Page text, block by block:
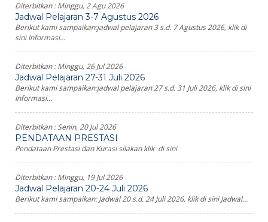
Diterbitkan :Minggu, 2 Agu 2026
Jadwal Pelajaran 3-7 Agustus 2026
Berikut kami sampaikan:jadwal pelajaran 3 s.d. 7 Agustus 2026, klik di
sini Informasi...
Diterbitkan :Minggu, 26 Jul 2026
Jadwal Pelajaran 27-31 Juli 2026
Berikut kami sampaikan:jadwal pelajaran 27 s.d. 31 Juli 2026, klik di sini
Informasi...
Diterbitkan :Senin, 20 Jul 2026
PENDATAAN PRESTASI
Pendataan Prestasi dan Kurasi silakan klik di sini
Diterbitkan :Minggu, 19 Jul 2026
Jadwal Pelajaran 20-24 Juli 2026
Berikut kami sampaikan: Jadwal 20 s.d. 24 Juli 2026, klik di sini Jadwal...